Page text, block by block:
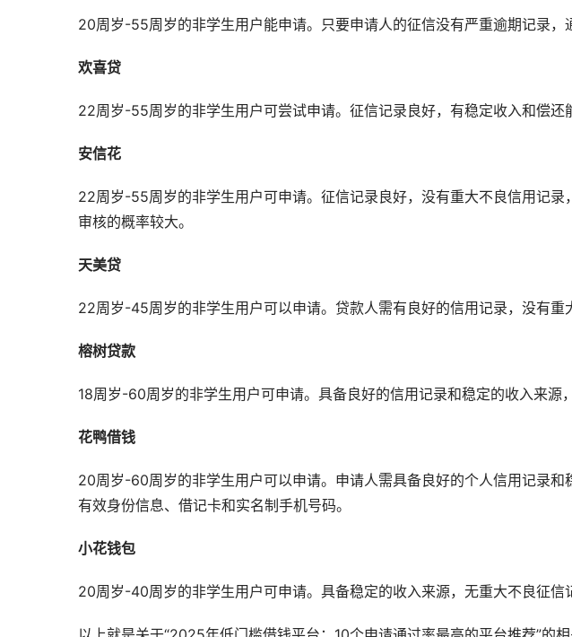
20周岁-55周岁的非学生用户能申请。只要申请人的征信没有严重逾期记录，
欢喜贷
22周岁-55周岁的非学生用户可尝试申请。征信记录良好，有稳定收入和偿还
安信花
22周岁-55周岁的非学生用户可申请。征信记录良好，没有重大不良信用记
审核的概率较大。
天美贷
22周岁-45周岁的非学生用户可以申请。贷款人需有良好的信用记录，没有重
榕树贷款
18周岁-60周岁的非学生用户可申请。具备良好的信用记录和稳定的收入来源
花鸭借钱
20周岁-60周岁的非学生用户可以申请。申请人需具备良好的个人信用记录和
有效身份信息、借记卡和实名制手机号码。
小花钱包
20周岁-40周岁的非学生用户可申请。具备稳定的收入来源，无重大不良征信